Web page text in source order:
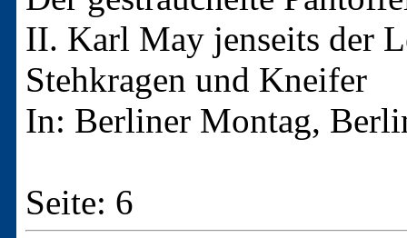
II. Karl May jenseits der
Stehkragen und Kneifer
In: Berliner Montag,
Seite: 6